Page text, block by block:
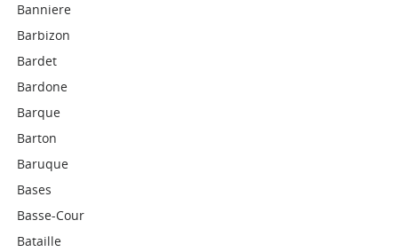
Banniere
Barbizon
Bardet
Bardone
Barque
Barton
Baruque
Bases
Basse-Cour
Bataille